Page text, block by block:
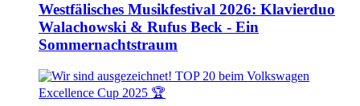
Westfälisches Musikfestival 2026: Klavierduo
Walachowski & Rufus Beck - Ein
Sommernachtstraum